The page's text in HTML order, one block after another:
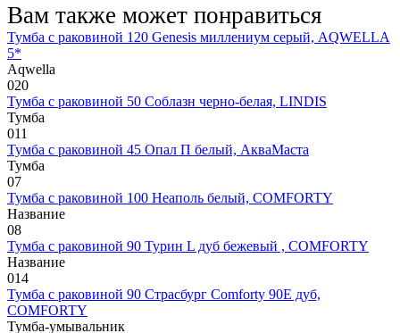
Вам также может понравиться
Тумба с раковиной 120 Genesis миллениум серый, AQWELLA
5*
Aqwella
020
Тумба с раковиной 50 Соблазн черно-белая, LINDIS
Тумба
011
Тумба с раковиной 45 Опал П белый, АкваМаста
Тумба
07
Тумба с раковиной 100 Неаполь белый, COMFORTY
Название
08
Тумба с раковиной 90 Турин L дуб бежевый , COMFORTY
Название
014
Тумба с раковиной 90 Страсбург Comforty 90E дуб,
COMFORTY
Тумба-умывальник